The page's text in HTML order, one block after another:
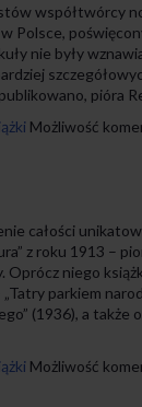
współtwórcy
Polsce,
nie były
pióra
Możliwość
całości
z roku 1913 –
niego
parkiem
(1936), a także
Możliwość